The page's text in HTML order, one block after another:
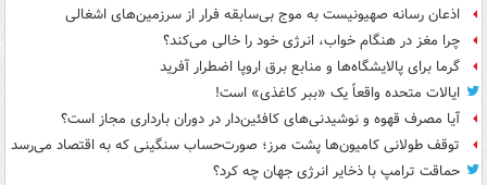
اذعان رسانه صهیونیست به موج بی‌سابقه فرار از سرزمین‌های اشغالی
چرا مغز در هنگام خواب، انرژی خود را خالی می‌کند؟
گرما برای پالایشگاه‌ها و منابع برق اروپا اضطرار آفرید
ایالات متحده واقعاً یک «ببر کاغذی» است!
آیا مصرف قهوه و نوشیدنی‌های کافئین‌دار در دوران بارداری مجاز است؟
توقف طولانی کامیون‌ها پشت مرز؛ صورت‌حساب سنگینی که به اقتصاد می‌رسد
حماقت ترامپ با ذخایر انرژی جهان چه کرد؟